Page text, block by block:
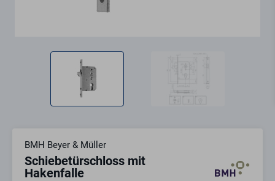
BMH Beyer & Müller
Schiebetürschloss mit
Hakenfalle